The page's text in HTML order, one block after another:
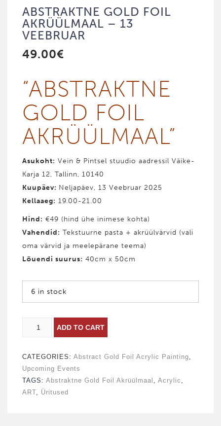
ABSTRAKTNE GOLD FOIL
AKRÜÜLMAAL – 13
VEEBRUAR
49.00€
“ABST­RAKT­NE
GOLD FOIL
AKRÜÜL­MAAL”
Asukoht: Vein & Pintsel stuudio aadressil Väike-
Karja 12, Tallinn, 10140
Kuupäev: Neljapäev, 13 Veebruar 2025
Kellaaeg: 19.00-21.00
Hind: €49 (hind ühe inimese kohta)
Vahendid: Tekstuurne pasta + akrüülvärvid (vali
oma värvid ja meelepärane teema)
Lõuendi suurus: 40cm x 50cm
6 in stock
ABSTRAKTNE
AKRÜÜLMAAL
ADD TO CART
CATEGORIES: Abstract Gold Foil Acrylic Painting,
Upcoming Events
TAGS: Abstraktne Gold Foil Akrüülmaal , Acrylic ,
ART, Üritused